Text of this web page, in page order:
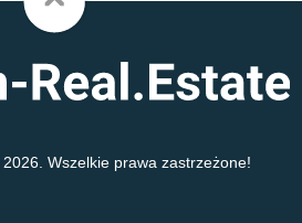
Wszelkie prawa zastrzeżone!